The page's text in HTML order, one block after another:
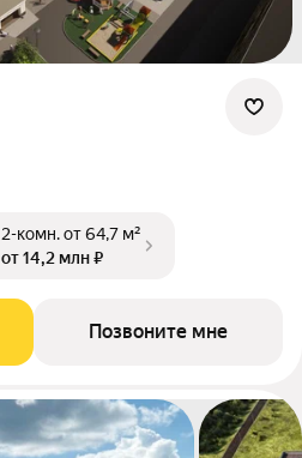
2-комн.от 64,7 м²
от 14,2 млн ₽
Позвоните мне